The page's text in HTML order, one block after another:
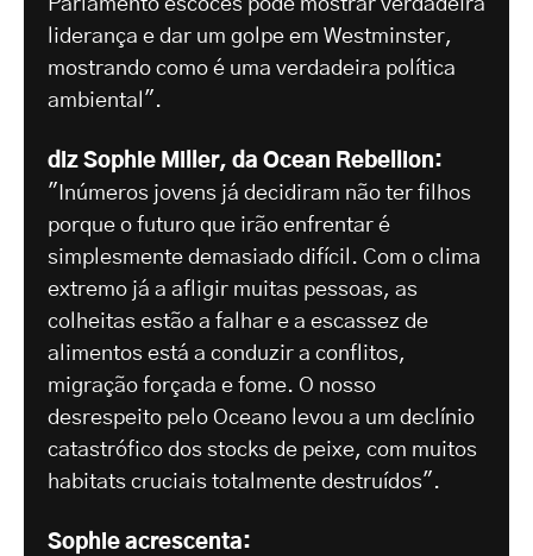
Parlamento escocês pode mostrar verdadeira
liderança e dar um golpe em Westminster,
mostrando como é uma verdadeira política
ambiental".
diz Sophie Miller, da Ocean Rebellion:
"Inúmeros jovens já decidiram não ter filhos
porque o futuro que irão enfrentar é
simplesmente demasiado difícil. Com o clima
extremo já a afligir muitas pessoas, as
colheitas estão a falhar e a escassez de
alimentos está a conduzir a conflitos,
migração forçada e fome. O nosso
desrespeito pelo Oceano levou a um declínio
catastrófico dos stocks de peixe, com muitos
habitats cruciais totalmente destruídos".
Sophie acrescenta: